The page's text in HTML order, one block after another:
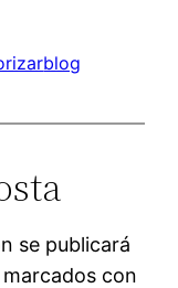
blog
se publicará
con